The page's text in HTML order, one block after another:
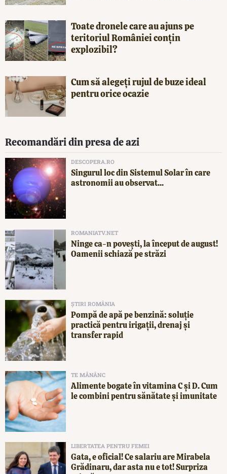
Toate dronele care au ajuns pe
teritoriul României conțin
explozibil?
Cum să alegeți rujul de buze ideal
pentru orice ocazie
Recomandări din presa de azi
DESCOPERA.RO
Singurul loc din Sistemul Solar în care
astronomii au observat...
ROMANIATV.NET
Ninge ca-n povești, la început de august!
Oamenii schiază pe străzi
ȘTIRI ROMÂNIA
Pompă de apă pe benzină: soluție
practică pentru irigații, drenaj și
transfer rapid
TE MĂNÂNC
Alimente bogate în vitamina C și D. Cum
le combini pentru sănătate și imunitate
LIBERTATEA PENTRU FEMEI
Gata, e oficial! Ce salariu are Mirabela
Grădinaru, dar asta nu e tot! Surpriza